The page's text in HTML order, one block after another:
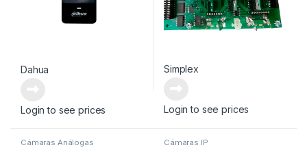
Dahua
Login to see prices
Simplex
Login to see prices
Cámaras Análogas Cámaras IP